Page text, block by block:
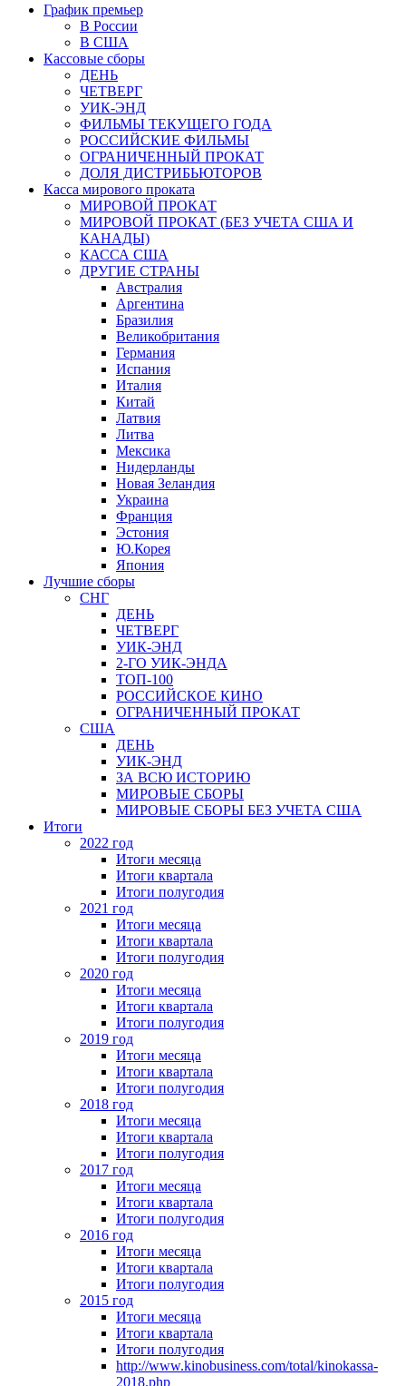
График премьер
В России
В США
Кассовые сборы
ДЕНЬ
ЧЕТВЕРГ
УИК-ЭНД
ФИЛЬМЫ ТЕКУЩЕГО ГОДА
РОССИЙСКИЕ ФИЛЬМЫ
ОГРАНИЧЕННЫЙ ПРОКАТ
ДОЛЯ ДИСТРИБЬЮТОРОВ
Касса мирового проката
МИРОВОЙ ПРОКАТ
МИРОВОЙ ПРОКАТ (БЕЗ УЧЕТА США И
КАНАДЫ)
КАССА США
ДРУГИЕ СТРАНЫ
Австралия
Аргентина
Бразилия
Великобритания
Германия
Испания
Италия
Китай
Латвия
Литва
Мексика
Нидерланды
Новая Зеландия
Украина
Франция
Эстония
Ю.Корея
Япония
Лучшие сборы
СНГ
ДЕНЬ
ЧЕТВЕРГ
УИК-ЭНД
2-ГО УИК-ЭНДА
ТОП-100
РОССИЙСКОЕ КИНО
ОГРАНИЧЕННЫЙ ПРОКАТ
США
ДЕНЬ
УИК-ЭНД
ЗА ВСЮ ИСТОРИЮ
МИРОВЫЕ СБОРЫ
МИРОВЫЕ СБОРЫ БЕЗ УЧЕТА США
Итоги
2022 год
Итоги месяца
Итоги квартала
Итоги полугодия
2021 год
Итоги месяца
Итоги квартала
Итоги полугодия
2020 год
Итоги месяца
Итоги квартала
Итоги полугодия
2019 год
Итоги месяца
Итоги квартала
Итоги полугодия
2018 год
Итоги месяца
Итоги квартала
Итоги полугодия
2017 год
Итоги месяца
Итоги квартала
Итоги полугодия
2016 год
Итоги месяца
Итоги квартала
Итоги полугодия
2015 год
Итоги месяца
Итоги квартала
Итоги полугодия
http://www.kinobusiness.com/total/kinokassa-
2018.php